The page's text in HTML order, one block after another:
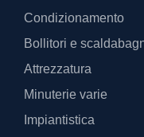
Condizionamento
Bollitori e
Attrezzatura
Minuterie varie
Impiantistica